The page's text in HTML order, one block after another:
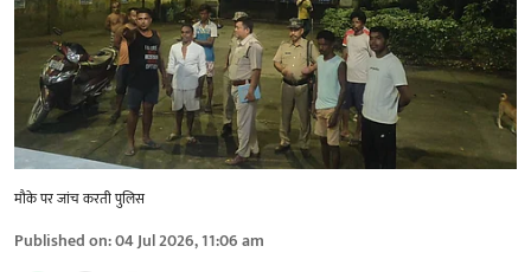
मौके पर जांच करती पुलिस
Published on:04 Jul 2026, 11:06 am